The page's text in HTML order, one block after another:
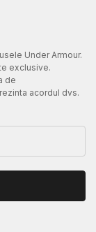
Under Armour.
exclusive.
de
acordul dvs.